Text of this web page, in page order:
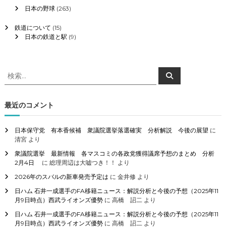
日本の野球(263)
鉄道について (15)
日本の鉄道と駅 (9)
検
索
象
:
検
索
最近のコメント
日本保守党 有本香候補 衆議院選挙落選確実 分析解説 今後の展望 に
清宮より
衆議院選挙 最新情報 各マスコミの各政党獲得議席予想のまとめ 分析
2月4日
に 総理周辺は大嘘つき！！ より
2026年のスバルの新車発売予定は に 金井修より
日ハム 石井一成選手のFA移籍ニュース：解説分析と今後の予想（2025年11
月9日時点）西武ライオンズ優勢に 高橋 詔二より
日ハム 石井一成選手のFA移籍ニュース：解説分析と今後の予想（2025年11
月9日時点）西武ライオンズ優勢に 高橋 詔二より